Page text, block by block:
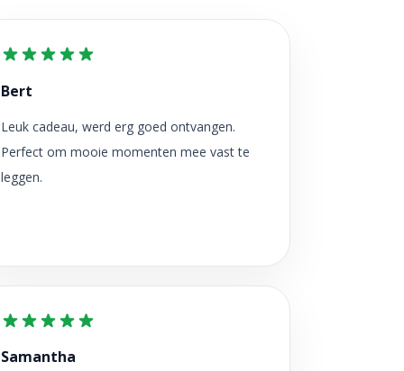
Bert
Leuk cadeau, werd erg goed ontvangen.
Perfect om mooie momenten mee vast te
leggen.
Samantha